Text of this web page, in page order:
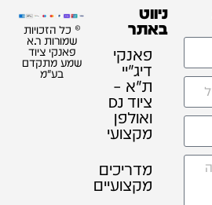
ניווט
באתר
פאנקי
דיג׳יי
ת"א –
ציוד DJ
ואולפן
מקצועי
מדריכים
מקצועיים
© כל הזכויות
שמורות ר.א
פאנקי ציוד
שמע מתקדם
בע"מ